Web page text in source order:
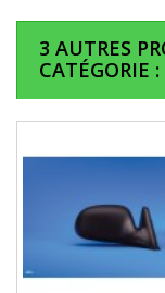
3 AUTRES
CATÉGORIE :